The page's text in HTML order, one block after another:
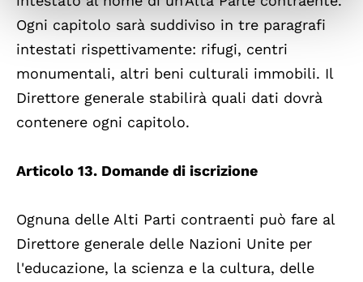
Ogni capitolo sarà suddiviso in tre paragrafi
intestati rispettivamente: rifugi, centri
monumentali, altri beni culturali immobili. Il
Direttore generale stabilirà quali dati dovrà
contenere ogni capitolo.
Articolo 13. Domande di iscrizione
Ognuna delle Alti Parti contraenti può fare al
Direttore generale delle Nazioni Unite per
l'educazione, la scienza e la cultura, delle